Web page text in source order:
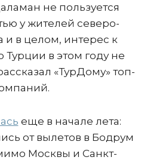
не пользуется
у жителей северо-
и в целом, интерес к
в этом году не
«ТурДому» топ-
еще в начале лета:
от вылетов в Бодрум
Москвы и Санкт-